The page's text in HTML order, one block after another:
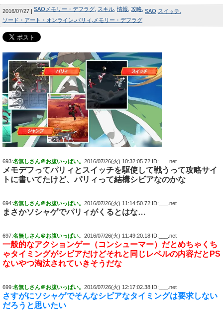
2016/07/27 SAOメモリー・デフラグ スキル 情報 攻略 SAO スイッチ
ソード・アート・オンライン パリィ メモリー・デフラグ
693:名無しさん＠お腹いっぱい。 2016/07/26(火) 10:32:05.72 ID:___.net
メモデフってパリィとスイッチを駆使して戦うって攻略サイ
トに書いてたけど、パリィって結構シビアなのかな
694:名無しさん＠お腹いっぱい。 2016/07/26(火) 11:14:50.72 ID:___.net
まさかソシャゲでパリィがくるとはな…
697:名無しさん＠お腹いっぱい 。2016/07/26(火) 11:49:20.18 ID:___.net
一般的なアクションゲー（コンシューマー）だとめちゃくち
ゃタイミングがシビアだけどそれと同じレベルの内容だとPS
ないやつ淘汰されていきそうだな
699:名無しさん＠お腹いっぱい。 2016/07/26(火) 12:17:02.38 ID:___.net
さすがにソシャゲでそんなシビアなタイミングは要求しない
だろうと思いたい